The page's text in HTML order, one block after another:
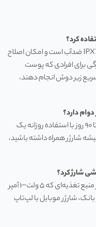
بله. ریش تراش شیائومی S301 با استاندارد IPX7 ضدآب است و امکان اصلاح
برای افرادی که پوست
زیر دوش انجام دهند،
با یک بار شارژ کامل ۲ ساعته، باتری دستگاه تا ۹۰ روز با استفاده روزانه یک
شارژر همراه داشته باشید،
بله. پورت Type-C استاندارد دستگاه را با هر منبع تغذیه‌ای که ۵ ولت⎓۱ آمپر
شارژر موبایل یا لپ‌تاپ